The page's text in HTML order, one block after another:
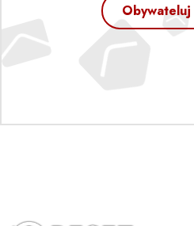
Obywateluj